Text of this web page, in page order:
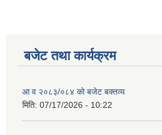
बजेट तथा कार्यक्रम
आ व २०८३/०८४ काे बजेट बक्तव्य
मिति: 07/17/2026 - 10:22